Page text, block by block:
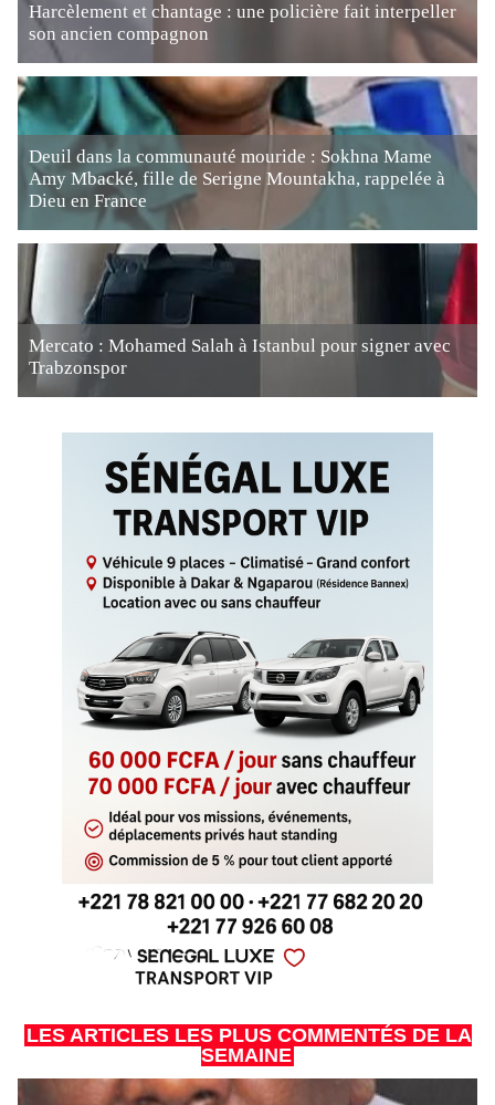
Harcèlement et chantage : une policière fait interpeller
son ancien compagnon
Deuil dans la communauté mouride : Sokhna Mame
Amy Mbacké, fille de Serigne Mountakha, rappelée à
Dieu en France
Mercato : Mohamed Salah à Istanbul pour signer avec
Trabzonspor
LES ARTICLES LES PLUS COMMENTÉS DE LA
SEMAINE